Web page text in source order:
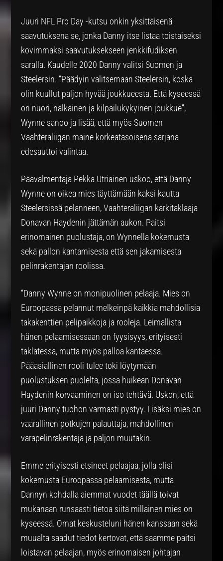
Juuri NFL Pro Day -kutsu onkin yksittäisenä
saavutuksena se, jonka Danny itse listaa toistaiseksi
kovimmaksi saavutuksekseen jenkkifudiksen
saralla. Kaudelle 2020 Danny valitsi Suomen ja
Steelersin. “Päädyin valitsemaan Steelersin, koska
olin kuullut paljon hyvää joukkueesta. Että kyseessä
on nuori, nälkäinen ja kilpailukykyinen joukkue”,
Wynne sanoo ja lisää, että myös Suomen
Vaahteraliigan maine korkeatasoisena sarjana
edesauttoi valintaa.
Päävalmentaja Pekka Utriainen uskoo, että Danny
Wynne on oikea mies täyttämään kaksi kautta
Steelersissä pelanneen, Vaahteraliigan kärkitaklaaja
Donavan Haydenin jättämän aukon. Paitsi
erinomainen puolustaja, on Wynnella kokemusta
sekä pallon kantamisesta että sen jakamisesta
pelinrakentajan roolissa.
“Danny Wynne on monipuolinen pelaaja. Mies on
Euroopassa pelannut melkeinpä kaikkia mahdollisia
takakenttien pelipaikkoja ja rooleja. Leimallista
hänen pelaamisessaan on fyysisyys, erityisesti
taklatessa, mutta myös palloa kantaessa.
Pääasiallinen rooli tulee toki löytymään
puolustuksen puolelta, jossa huikean Donavan
Haydenin korvaaminen on iso tehtävä. Uskon, että
juuri Danny tuohon varmasti pystyy. Lisäksi mies on
vaarallinen potkujen palauttaja, mahdollinen
varapelinrakentaja ja paljon muutakin.
Emme erityisesti etsineet pelaajaa, jolla olisi
kokemusta Euroopassa pelaamisesta, mutta
Dannyn kohdalla aiemmat vuodet täällä toivat
mukanaan runsaasti tietoa siitä millainen mies on
kyseessä. Omat keskusteluni hänen kanssaan sekä
muualta saadut tiedot kertovat, että saamme paitsi
loistavan pelaajan, myös erinomaisen johtajan